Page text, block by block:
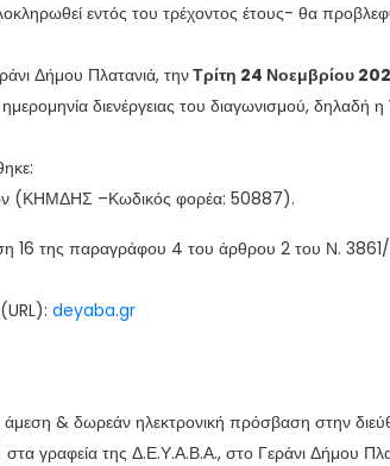
εντός του τρέχοντος έτους- θα
Δήμου Πλατανιά, τηνΤρίτη 24 Νοεμβρίου
διενέργειας του διαγωνισμού, δηλαδή η
(ΚΗΜΔΗΣ –Κωδικός φορέα: 50887).
16 της παραγράφου 4 του άρθρου 2 του Ν. 3861/
deyaba.gr
άμεση & δωρεάν ηλεκτρονική πρόσβαση στην
στα γραφεία της Δ.Ε.Υ.Α.Β.Α., στο Γεράνι